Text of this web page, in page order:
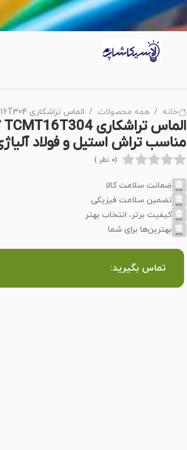
خانه همه محصولات الماس تراشکاری TCMT16T304 گرید HM YBM251 برند ZCC مناسب تراش استیل و فولاد آلیاژی
مناسب تراش استیل و فولاد
(0 نظر )
ضمانت سلامت کالا
تضمین سلامت فیزیکی
کیفیت برتر، انتخاب بهتر
بهترین‌ها برای شما
تماس بگیرید: